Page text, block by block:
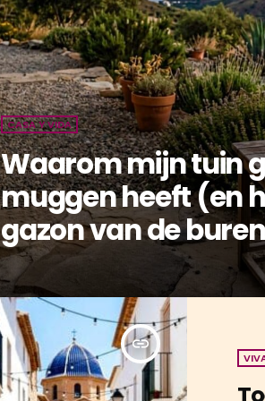
CASA Y VIDA
Waarom mijn tuin
muggen heeft (en
gazon van de
insert_link